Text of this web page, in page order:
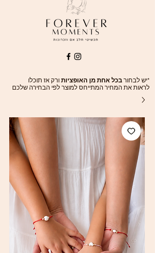
*יש לבחור בכל אחת מן האופציות ורק אז תוכלו
לראות את המחיר המתייחס למוצר לפי הבחירה שלכם